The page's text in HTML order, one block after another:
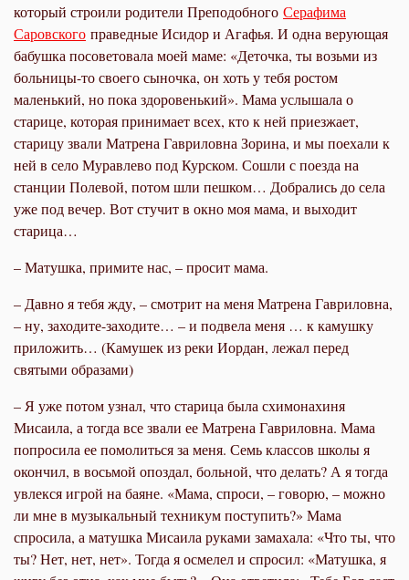
который строили родители Преподобного Серафима
Саровского праведные Исидор и Агафья. И одна верующая
бабушка посоветовала моей маме: «Деточка, ты возьми из
больницы-то своего сыночка, он хоть у тебя ростом
маленький, но пока здоровенький». Мама услышала о
старице, которая принимает всех, кто к ней приезжает,
старицу звали Матрена Гавриловна Зорина, и мы поехали к
ней в село Муравлево под Курском. Сошли с поезда на
станции Полевой, потом шли пешком… Добрались до села
уже под вечер. Вот стучит в окно моя мама, и выходит
старица…
– Матушка, примите нас, – просит мама.
– Давно я тебя жду, – смотрит на меня Матрена Гавриловна,
– ну, заходите-заходите… – и подвела меня … к камушку
приложить… (Камушек из реки Иордан, лежал перед
святыми образами)
– Я уже потом узнал, что старица была схимонахиня
Мисаила, а тогда все звали ее Матрена Гавриловна. Мама
попросила ее помолиться за меня. Семь классов школы я
окончил, в восьмой опоздал, больной, что делать? А я тогда
увлекся игрой на баяне. «Мама, спроси, – говорю, – можно
ли мне в музыкальный техникум поступить?» Мама
спросила, а матушка Мисаила руками замахала: «Что ты, что
ты? Нет, нет, нет». Тогда я осмелел и спросил: «Матушка, я